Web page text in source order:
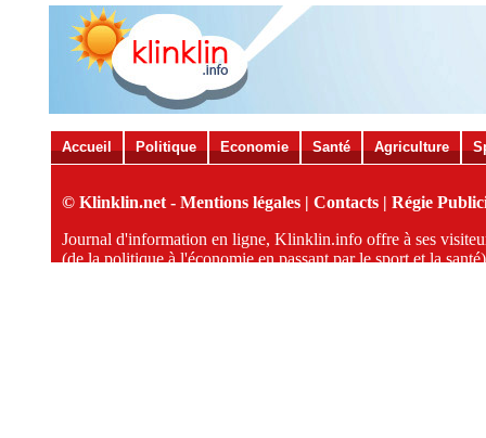
Accueil Politique Economie Santé Agriculture
© Klinklin.net - Mentions légales | Contacts | Régie
Journal d'information en ligne, Klinklin.info offre à ses
(de la politique à l'économie en passant par le sport et la